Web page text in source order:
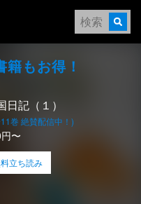
もお得！
日記（１）
巻 絶賛配信中！)
〜
立ち読み